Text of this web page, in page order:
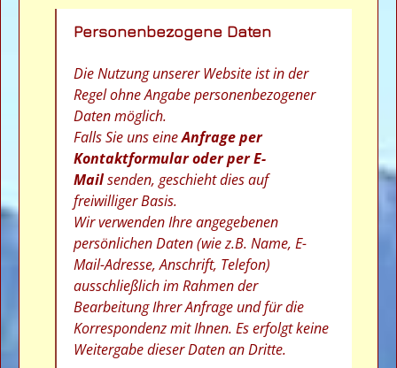
Personenbezogene Daten
Die Nutzung unserer Website ist in der
Regel ohne Angabe personenbezogener
Daten möglich.
Falls Sie uns eineAnfrage per
Kontaktformular oder per E-
Mailsenden, geschieht dies auf
freiwilliger Basis.
Wir verwenden Ihre angegebenen
persönlichen Daten (wie z.B. Name, E-
Mail-Adresse, Anschrift, Telefon)
ausschließlich im Rahmen der
Bearbeitung Ihrer Anfrage und für die
Korrespondenz mit Ihnen. Es erfolgt keine
Weitergabe dieser Daten an Dritte.